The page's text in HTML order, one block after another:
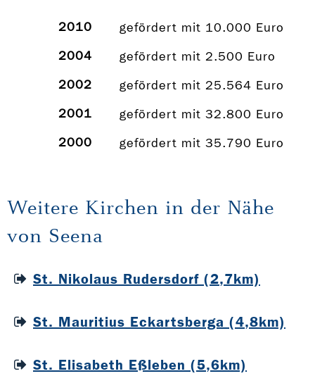
2010
gefördert mit 10.000 Euro
2004
gefördert mit 2.500 Euro
2002
gefördert mit 25.564 Euro
2001
gefördert mit 32.800 Euro
2000
gefördert mit 35.790 Euro
Weitere Kirchen in der Nähe
von Seena
St. Nikolaus Rudersdorf (2,7km)
St. Mauritius Eckartsberga (4,8km)
St. Elisabeth Eßleben (5,6km)